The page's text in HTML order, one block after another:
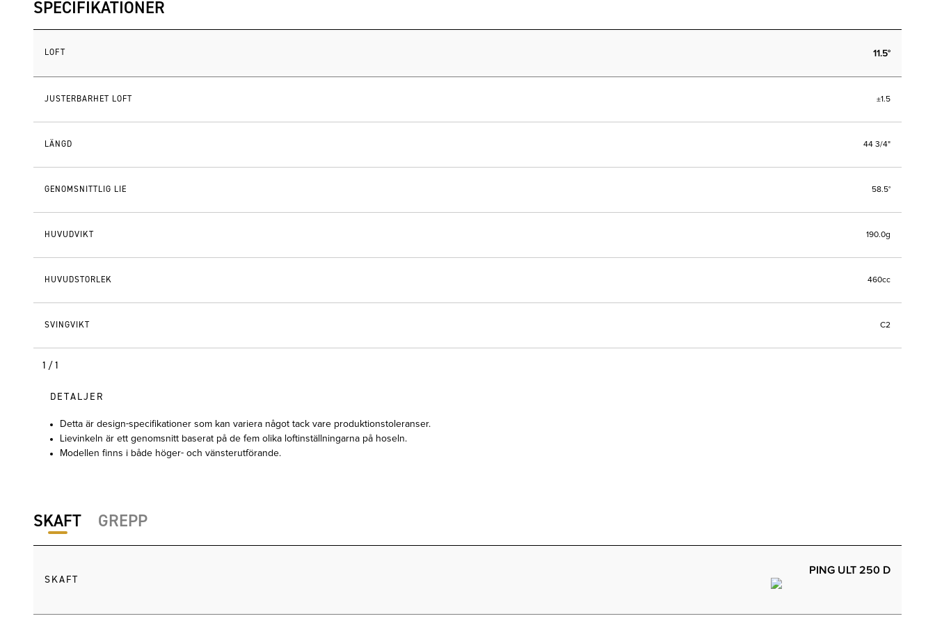
SPECIFIKATIONER
LOFT 11.5°
JUSTERBARHET LOFT ±1.5
LÄNGD 44 3/4"
GENOMSNITTLIG LIE 58.5°
HUVUDVIKT 190.0g
HUVUDSTORLEK 460cc
SVINGVIKT C2
1/1
DETALJER
Detta är design-specifikationer som kan variera något tack vare produktionstoleranser.
Lievinkeln är ett genomsnitt baserat på de fem olika loftinställningarna på hoseln.
Modellen finns i både höger- och vänsterutförande.
SKAFT GREPP
SKAFT
PING ULT 250 D